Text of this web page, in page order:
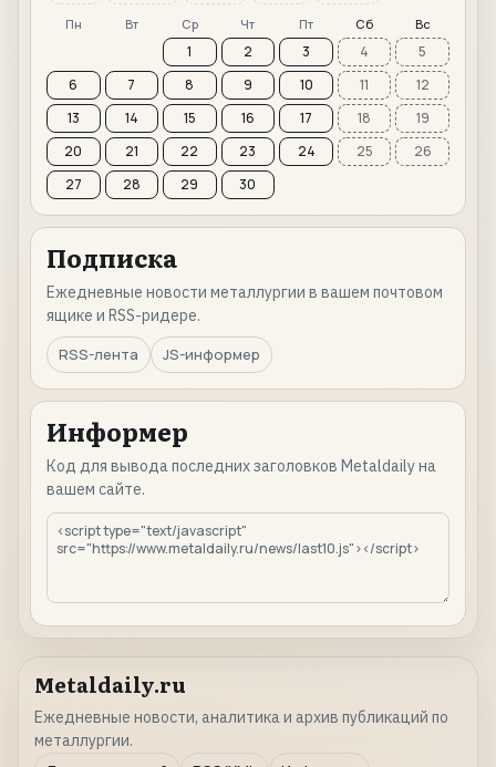
Пн Вт Ср Чт Пт Сб Вс
1 2 3 4
5
6
7 8 9 10 11
12
13
14 15 16 17 18
19
20
21 22 23 24 25
26
27
28 29 30
Подписка
Ежедневные новости металлургии в вашем почтовом
ящике и RSS-ридере.
RSS-лента
JS-информер
Информер
Код для вывода последних заголовков Metaldaily на
вашем сайте.
Metaldaily.ru
Ежедневные новости, аналитика и архив публикаций по
металлургии.